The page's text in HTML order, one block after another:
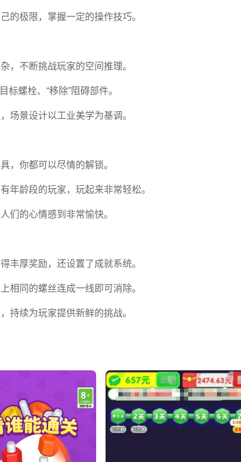
的极限，掌握一定的操作技巧。
，不断挑战玩家的空间推理。
螺栓、“移除”阻碍部件。
场景设计以工业美学为基调。
，你都可以尽情的解锁。
年龄段的玩家，玩起来非常轻松。
们的心情感到非常愉快。
丰厚奖励，还设置了成就系统。
相同的螺丝连成一线即可消除。
持续为玩家提供新鲜的挑战。
要当食神 忧郁的安娜
acchikois
c）
花校园模
拟器
樱花校园模
拟器安卓正
艳游记